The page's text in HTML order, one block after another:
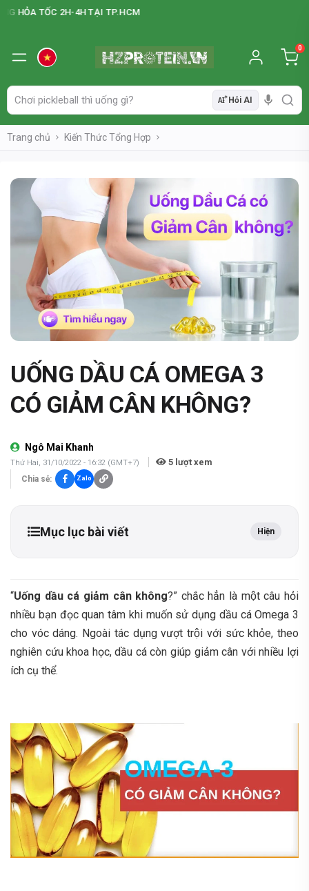
TỐC 2H-4H TẠI TP.HCM
AI Hỏi AI
0
Trang chủ Kiến Thức Tổng Hợp
UỐNG DẦU CÁ OMEGA 3
CÓ GIẢM CÂN KHÔNG?
Ngô Mai Khanh
Thứ Hai, 31/10/2022 - 16:32 (GMT+7) 5 lượt xem
Chia sẻ: Zalo
Mục lục bài viết Hiện
“Uống dầu cá giảm cân không?” chắc hẳn là một câu hỏi
nhiều bạn đọc quan tâm khi muốn sử dụng dầu cá Omega 3
cho vóc dáng. Ngoài tác dụng vượt trội với sức khỏe, theo
nghiên cứu khoa học, dầu cá còn giúp giảm cân với nhiều lợi
ích cụ thể.